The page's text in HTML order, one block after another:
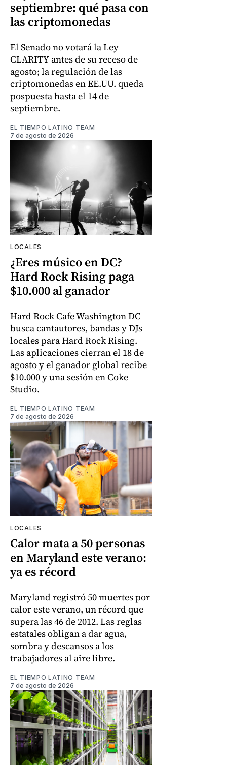
septiembre: qué pasa con
las criptomonedas
El Senado no votará la Ley
CLARITY antes de su receso de
agosto; la regulación de las
criptomonedas en EE.UU. queda
pospuesta hasta el 14 de
septiembre.
EL TIEMPO LATINO TEAM
7 de agosto de 2026
LOCALES
¿Eres músico en DC?
Hard Rock Rising paga
$10.000 al ganador
Hard Rock Cafe Washington DC
busca cantautores, bandas y DJs
locales para Hard Rock Rising.
Las aplicaciones cierran el 18 de
agosto y el ganador global recibe
$10.000 y una sesión en Coke
Studio.
EL TIEMPO LATINO TEAM
7 de agosto de 2026
LOCALES
Calor mata a 50 personas
en Maryland este verano:
ya es récord
Maryland registró 50 muertes por
calor este verano, un récord que
supera las 46 de 2012. Las reglas
estatales obligan a dar agua,
sombra y descansos a los
trabajadores al aire libre.
EL TIEMPO LATINO TEAM
7 de agosto de 2026